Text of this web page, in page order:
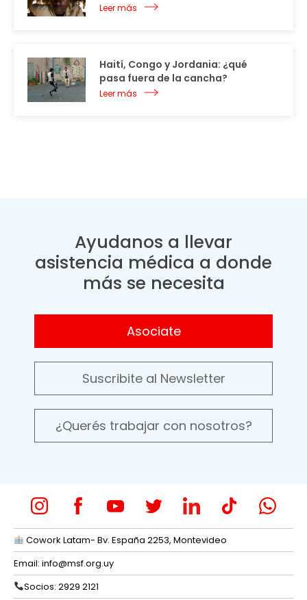
Leer más
Haití, Congo y Jordania: ¿qué
pasa fuera de la cancha?
Leer más
Ayudanos a llevar
asistencia médica a donde
más se necesita
Asociate
Suscribite al Newsletter
¿Querés trabajar con nosotros?
Cowork Latam- Bv. España 2253, Montevideo
Email: info@msf.org.uy
Socios: 2929 2121